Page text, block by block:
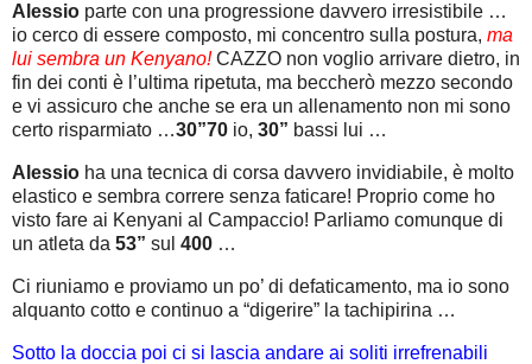
Alessio parte con una progressione davvero irresistibile …
io cerco di essere composto, mi concentro sulla postura, ma
lui sembra un Kenyano!CAZZO non voglio arrivare dietro, in
fin dei conti è l’ultima ripetuta, ma beccherò mezzo secondo
e vi assicuro che anche se era un allenamento non mi sono
certo risparmiato …30”70 io, 30” bassi lui …
Alessio ha una tecnica di corsa davvero invidiabile, è molto
elastico e sembra correre senza faticare! Proprio come ho
visto fare ai Kenyani al Campaccio! Parliamo comunque di
un atleta da 53” sul 400 …
Ci riuniamo e proviamo un po’ di defaticamento, ma io sono
alquanto cotto e continuo a “digerire” la tachipirina …
Sotto la doccia poi ci si lascia andare ai soliti irrefrenabili